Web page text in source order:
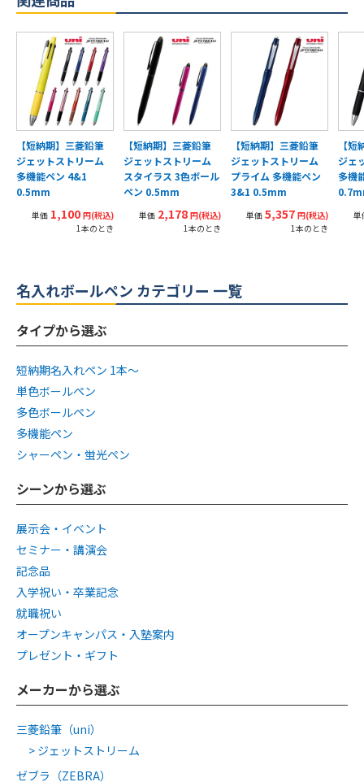
【短納期】三菱鉛筆
ジェットストリーム
多機能ペン 4&1
0.5mm
単価 1,100 円(税込)
1本のとき
【短納期】三菱鉛筆
ジェットストリーム
スタイラス 3色ボール
ペン 0.5mm
単価 2,178 円(税込)
1本のとき
【短納期】三菱鉛筆
ジェットストリーム
プライム 多機能ペン
3&1 0.5mm
単価 5,357 円(税込)
1本のとき
【
ジェ
多機
単
名入れボールペン カテゴリー 一覧
タイプから選ぶ
短納期名入れペン 1本〜
単色ボールペン
多色ボールペン
多機能ペン
シャーペン・蛍光ペン
シーンから選ぶ
展示会・イベント
セミナー・講演会
記念品
入学祝い・卒業記念
就職祝い
オープンキャンパス・入塾案内
プレゼント・ギフト
メーカーから選ぶ
三菱鉛筆（uni）
ジェットストリーム
ゼブラ（ZEBRA）